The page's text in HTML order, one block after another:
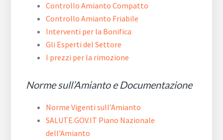
Controllo Amianto Compatto
Controllo Amianto Friabile
Interventi per la Bonifica
Gli Esperti del Settore
I prezzi per la rimozione
Norme sull’Amianto e Documentazione
Norme Vigenti sull’Amianto
SALUTE.GOV.IT Piano Nazionale
dell’Amianto